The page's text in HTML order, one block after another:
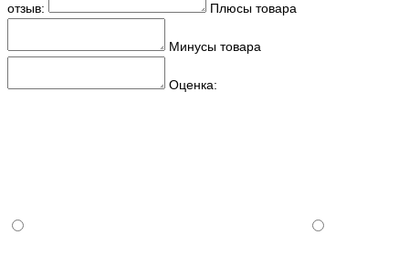
отзыв: Плюсы товара
Минусы товара
Оценка: